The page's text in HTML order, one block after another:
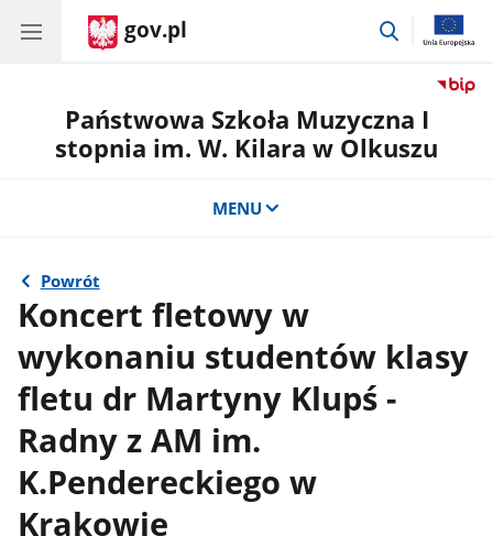
gov.pl
przejdź
Państwowa Szkoła Muzyczna I
stopnia im. W. Kilara w Olkuszu
MENU
Powrót
Koncert fletowy w
wykonaniu studentów klasy
fletu dr Martyny Klupś -
Radny z AM im.
K.Pendereckiego w
Krakowie